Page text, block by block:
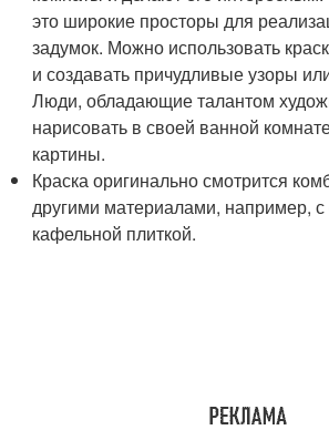
это широкие просторы для
задумок. Можно использовать
и создавать причудливые узоры
Люди, обладающие талантом
нарисовать в своей ванной
картины.
Краска оригинально смотрится
другими материалами, например,
кафельной плиткой.